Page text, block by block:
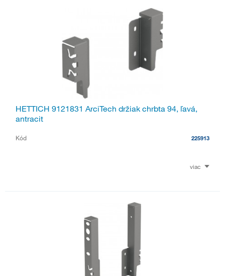
HETTICH 9121831 ArciTech držiak chrbta 94, ľavá,
antracit
Kód 225913
viac